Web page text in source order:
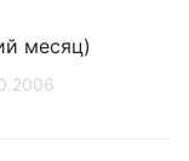
месяц)